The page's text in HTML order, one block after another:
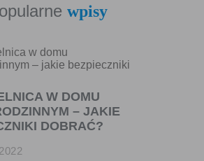
rzecz użytkownika. Takie dane są
uniemożliwiający dostęp do nich
służące do przeglądania stron
dopuszcza umieszczanie plików
końcowym. Ustawienia te mogą
sposób, aby blokować automatyczną
w ustawieniach przeglądarki
o ich każdorazowym
użytkownika. Szczegółowe
i sposobach obsługi plików „cookies”
wpisy
W DOMU
– JAKIE
DOBRAĆ?